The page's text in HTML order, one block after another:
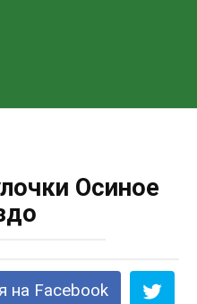
Осиное
на Facebook